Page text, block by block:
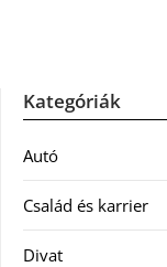
Kategóriák
Autó
Család és karrier
Divat